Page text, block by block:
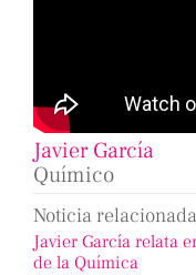
Javier García
Químico
Noticia relacionada
Javier García relata
de la Química